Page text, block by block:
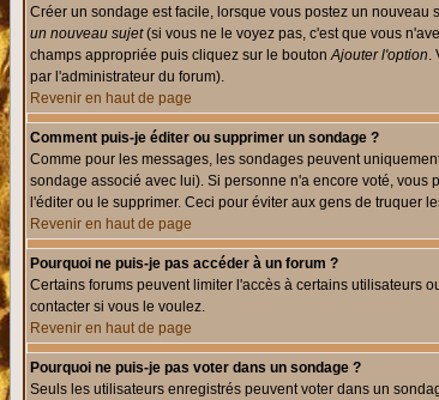
Créer un sondage est facile, lorsque vous postez un
un nouveau sujet(si vous ne le voyez pas, c'est que vous
champs appropriée puis cliquez sur le boutonAjouter l'option.
par l'administrateur du forum).
Revenir en haut de page
Comment puis-je éditer ou supprimer un sondage ?
Comme pour les messages, les sondages peuvent
sondage associé avec lui). Si personne n'a encore voté,
l'éditer ou le supprimer. Ceci pour éviter aux gens de truquer
Revenir en haut de page
Pourquoi ne puis-je pas accéder à un forum ?
Certains forums peuvent limiter l'accès à certains utilisateurs
contacter si vous le voulez.
Revenir en haut de page
Pourquoi ne puis-je pas voter dans un sondage ?
Seuls les utilisateurs enregistrés peuvent voter dans un